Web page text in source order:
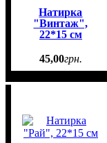
Натирка
"Винтаж",
22*15 см
45,00грн.